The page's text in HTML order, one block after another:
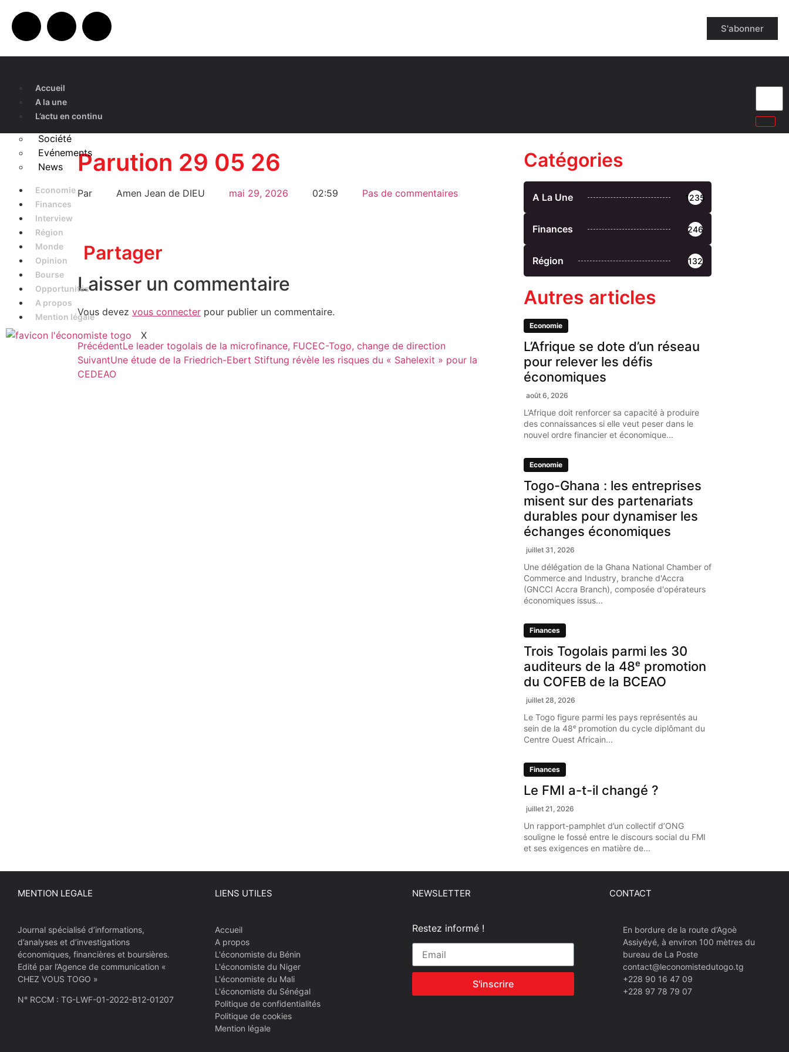
S'abonner
Accueil
A la une
L’actu en continu
Société
Evénements
News
Economie
Finances
Interview
Région
Monde
Opinion
Bourse
Opportunités
A propos
Mention légale
X
Parution 29 05 26
Par Amen Jean de DIEU mai 29, 2026 02:59 Pas de commentaires
Partager
Laisser un commentaire
Vous devez vous connecter pour publier un commentaire.
PrécédentLe leader togolais de la microfinance, FUCEC-Togo, change de direction
SuivantUne étude de la Friedrich-Ebert Stiftung révèle les risques du « Sahelexit » pour la
CEDEAO
Catégories
A La Une 1235
Finances 246
Région 132
Autres articles
Economie
L’Afrique se dote d’un réseau
pour relever les défis
économiques
août 6, 2026
L’Afrique doit renforcer sa capacité à produire
des connaissances si elle veut peser dans le
nouvel ordre financier et économique...
Economie
Togo-Ghana : les entreprises
misent sur des partenariats
durables pour dynamiser les
échanges économiques
juillet 31, 2026
Une délégation de la Ghana National Chamber of
Commerce and Industry, branche d'Accra
(GNCCI Accra Branch), composée d'opérateurs
économiques issus...
Finances
Trois Togolais parmi les 30
auditeurs de la 48ᵉ promotion
du COFEB de la BCEAO
juillet 28, 2026
Le Togo figure parmi les pays représentés au
sein de la 48ᵉ promotion du cycle diplômant du
Centre Ouest Africain...
Finances
Le FMI a-t-il changé ?
juillet 21, 2026
Un rapport-pamphlet d’un collectif d’ONG
souligne le fossé entre le discours social du FMI
et ses exigences en matière de...
MENTION LEGALE
Journal spécialisé d’informations,
d’analyses et d’investigations
économiques, financières et boursières.
Edité par l’Agence de communication «
CHEZ VOUS TOGO »
N° RCCM : TG-LWF-01-2022-B12-01207
LIENS UTILES
Accueil
A propos
L'économiste du Bénin
L'économiste du Niger
L'économiste du Mali
L'économiste du Sénégal
Politique de confidentialités
Politique de cookies
Mention légale
NEWSLETTER
Restez informé !
S'inscrire
CONTACT
En bordure de la route d’Agoè
Assiyéyé, à environ 100 mètres du
bureau de La Poste
contact@leconomistedutogo.tg
+228 90 16 47 09
+228 97 78 79 07